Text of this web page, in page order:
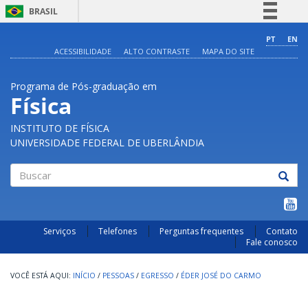
BRASIL
Comunica BR
PT
EN
ACESSIBILIDADE
ALTO CONTRASTE MAPA DO SITE
Programa de Pós-graduação em
Física
INSTITUTO DE FÍSICA
UNIVERSIDADE FEDERAL DE UBERLÂNDIA
Serviços Telefones Perguntas frequentes
Contato
Fale conosco
INÍCIO / PESSOAS / EGRESSO / ÉDER JOSÉ DO CARMO